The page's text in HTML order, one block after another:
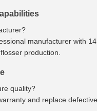
manufacturer with
production.
quality?
and replace